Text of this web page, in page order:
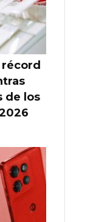
de los